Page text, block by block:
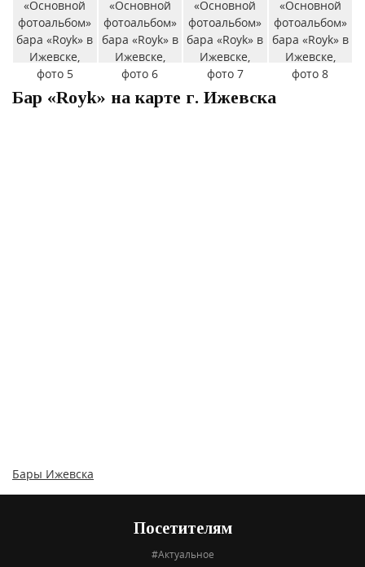
Бар «Royk» на карте г. Ижевска
Бары Ижевска
Посетителям
#Актуальное